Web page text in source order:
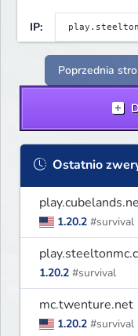
IP:
Poprzednia
Ostatnio
1.20.2 #survival
1.20.2 #survival
mc.twenture.net
1.20.2 #survival